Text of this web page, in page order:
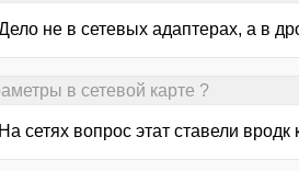
не в сетевых адаптерах, а в
в сетевой карте ?
На сетях вопрос этат ставели